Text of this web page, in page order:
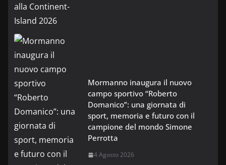
Mormanno inaugura il nuovo
campo sportivo “Roberto
Domanico”: una giornata di
sport, memoria e futuro con il
campione del mondo Simone
Perrotta
4 Agosto 2026